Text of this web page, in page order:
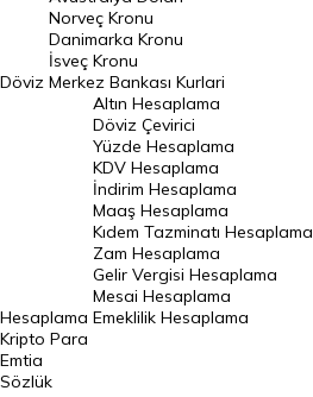
Danimarka Kronu Kuru
Kanada Doları Kuru
Norveç Kronu Kuru
İsveç Kronu Kuru
Japon Yeni Kuru
Serbest Piyasa Döviz Kurları
Merkez Bankası Döviz Kurları
Altın Fiyatları
Gram Altın Fiyatı
Döviz
Norveç Kronu
Danimarka Kronu
İsveç Kronu
Merkez Bankası Kurlari
Hesaplama
Altın Hesaplama
Döviz Çevirici
Yüzde Hesaplama
KDV Hesaplama
İndirim Hesaplama
Maaş Hesaplama
Kıdem Tazminatı Hesaplama
Zam Hesaplama
Gelir Vergisi Hesaplama
Mesai Hesaplama
Emeklilik Hesaplama
Kripto Para
Emtia
Sözlük